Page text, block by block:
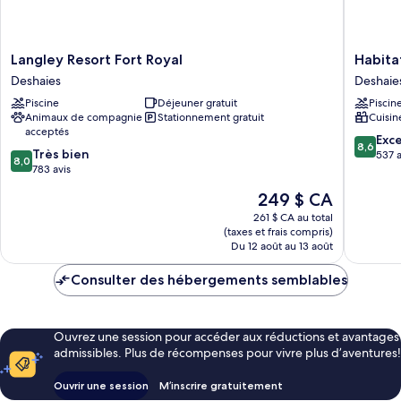
Langley
Resort
Fort
Royal
Deshaies
Langley Resort Fort Royal
Deshaies
Piscine
Déjeuner gratuit
Animaux de compagnie
acceptés
Stationnement gratuit
8.0
sur
8,0 Très bien
783 avis
Le
prix
est
de
249 $ CA
249 $ CA
261 $ CA au total
(taxes et frais compris)
Du 12 août au 13 août
Grande
Anse
8.6
sur
8,6
537
Consulter des hébergements semblables
Ouvrez une session pour accéder aux réductions et avantages
admissibles. Plus de récompenses pour vivre plus d’aventures!
Ouvrir une session M’inscrire gratuitement